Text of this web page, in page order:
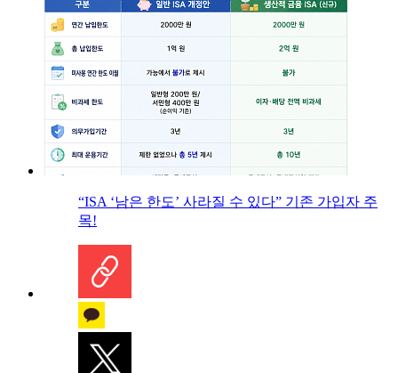
“ISA ‘남은 한도’ 사라질 수 있다” 기존 가입자 주
목!